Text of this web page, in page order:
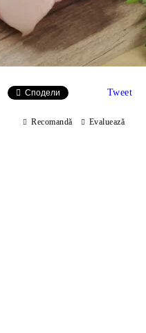
Сподели Tweet
Recomandă Evaluează